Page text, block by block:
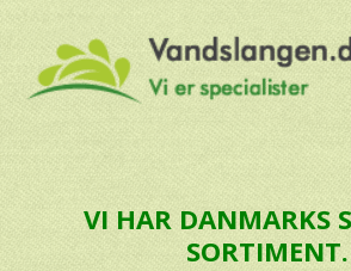
VI HAR DANMARKS
SORTIMENT.